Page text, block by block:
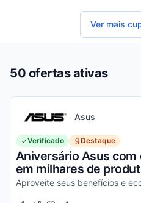
Ver mais
50 ofertas ativas
Asus
Verificado Destaque
Aniversário Asus
em milhares de